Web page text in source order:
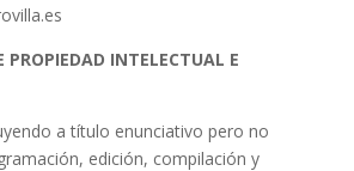
PROPIEDAD INTELECTUAL E
a título enunciativo pero no
edición, compilación y